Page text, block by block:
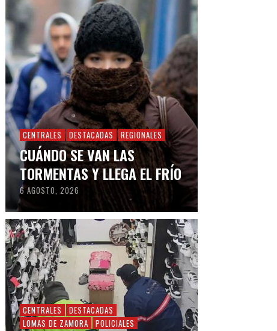
CENTRALES DESTACADAS REGIONALES
CUÁNDO SE VAN LAS
TORMENTAS Y LLEGA EL FRÍO
6 AGOSTO, 2026
CENTRALES
DESTACADAS
LOMAS DE ZAMORA
POLICIALES